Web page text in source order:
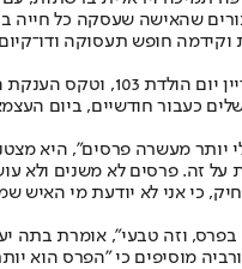
שהאישה שעסקה כל חייה
וקידמה חופש תעסוקה
במארס הקרוב תחגוג דיין יום הולדת
יותר מעשרה פרסים", היא
על זה. פרסים לא משנים ולא
כי אני לא יודעת מי האיש
וזה טבעי", אומרת בתה
מוסיפים כי "הפרס הוא